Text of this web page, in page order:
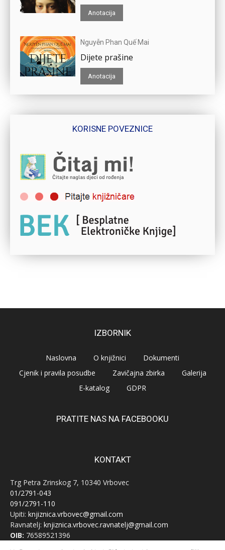
Anotacija
Nguyễn Phan Quế Mai
Dijete prašine
Anotacija
KORISNE POVEZNICE
IZBORNIK
Naslovna O knjižnici
Dokumenti
Cjenik i pravila posudbe
Zavičajna zbirka
Galerija
E-katalog
GDPR
PRATITE NAS NA FACEBOOKU
KONTAKT
Trg Petra Zrinskog 7, 10340 Vrbovec
01/2791-043
091/2791-110
Upiti: knjiznica.vrbovec@gmail.com
Ravnatelj: knjiznica.vrbovec.ravnatelj@gmail.com
OIB: 76589521396